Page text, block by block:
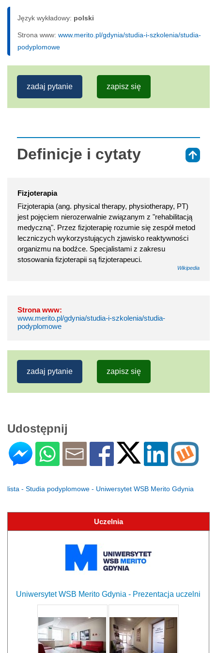
Język wykładowy: polski
Strona www: www.merito.pl/gdynia/studia-i-szkolenia/studia-
podyplomowe
zadaj pytanie zapisz się
Definicje i cytaty
Fizjoterapia
Fizjoterapia (ang. physical therapy, physiotherapy, PT)
jest pojęciem nierozerwalnie związanym z "rehabilitacją
medyczną". Przez fizjoterapię rozumie się zespół metod
leczniczych wykorzystujących zjawisko reaktywności
organizmu na bodźce. Specjalistami z zakresu
stosowania fizjoterapii są fizjoterapeuci.
Wikipedia
Strona www:
www.merito.pl/gdynia/studia-i-szkolenia/studia-
podyplomowe
zadaj pytanie zapisz się
Udostępnij
lista - Studia podyplomowe - Uniwersytet WSB Merito Gdynia
Uczelnia
Uniwersytet WSB Merito Gdynia - Prezentacja uczelni